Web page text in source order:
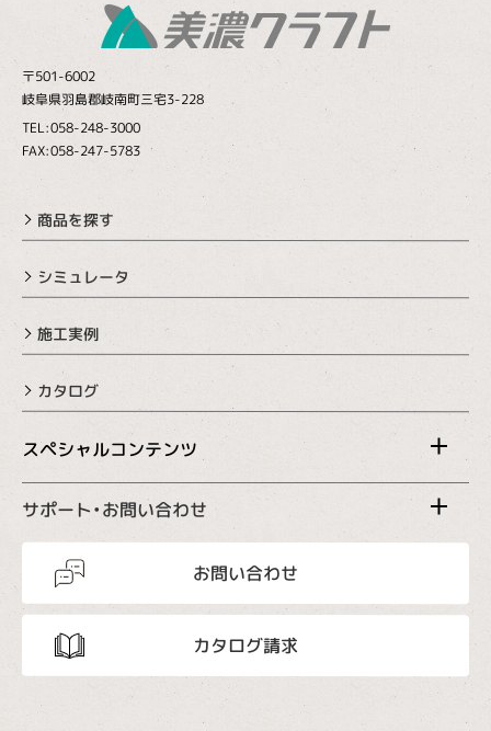
〒501-6002
岐阜県羽島郡岐南町三宅3-228
TEL:058-248-3000
FAX:058-247-5783
商品を探す
シミュレータ
施工実例
カタログ
スペシャルコンテンツ
サポート・お問い合わせ
お問い合わせ
カタログ請求